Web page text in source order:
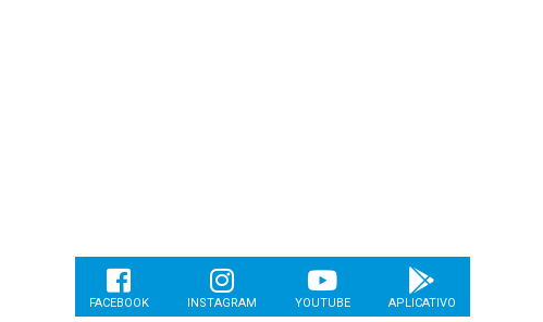
FACEBOOK INSTAGRAM YOUTUBE APLICATIVO